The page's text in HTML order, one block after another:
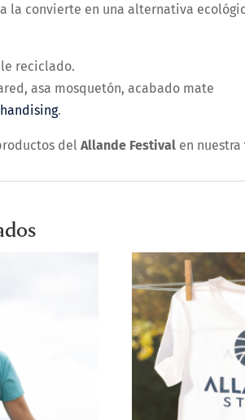
la convierte en una alternativa
reciclado.
asa mosquetón, acabado mate
.
delAllande Festival en nuestra